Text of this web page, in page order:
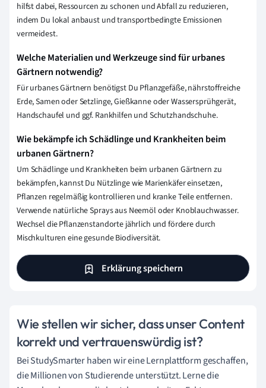
hilfst dabei, Ressourcen zu schonen und Abfall zu reduzieren,
indem Du lokal anbaust und transportbedingte Emissionen
vermeidest.
Welche Materialien und Werkzeuge sind für urbanes
Gärtnern notwendig?
Für urbanes Gärtnern benötigst Du Pflanzgefäße, nährstoffreiche
Erde, Samen oder Setzlinge, Gießkanne oder Wassersprühgerät,
Handschaufel und ggf. Rankhilfen und Schutzhandschuhe.
Wie bekämpfe ich Schädlinge und Krankheiten beim
urbanen Gärtnern?
Um Schädlinge und Krankheiten beim urbanen Gärtnern zu
bekämpfen, kannst Du Nützlinge wie Marienkäfer einsetzen,
Pflanzen regelmäßig kontrollieren und kranke Teile entfernen.
Verwende natürliche Sprays aus Neemöl oder Knoblauchwasser.
Wechsel die Pflanzenstandorte jährlich und fördere durch
Mischkulturen eine gesunde Biodiversität.
Erklärung speichern
Wie stellen wir sicher, dass unser Content
korrekt und vertrauenswürdig ist?
Bei StudySmarter haben wir eine Lernplattform geschaffen,
die Millionen von Studierende unterstützt. Lerne die